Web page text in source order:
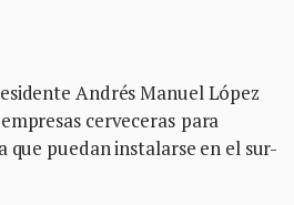
Andrés Manuel López
cerveceras para
que puedan instalarse en el sur-